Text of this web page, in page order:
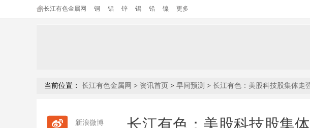
长江有色金属网 铜 铝 锌 锡 铅 镍 更多
当前位置： 长江有色金属网 > 资讯首页 > 早间预测 > 长江有色：美股科技股集体走
新浪微博
长江有色：美股科技股集